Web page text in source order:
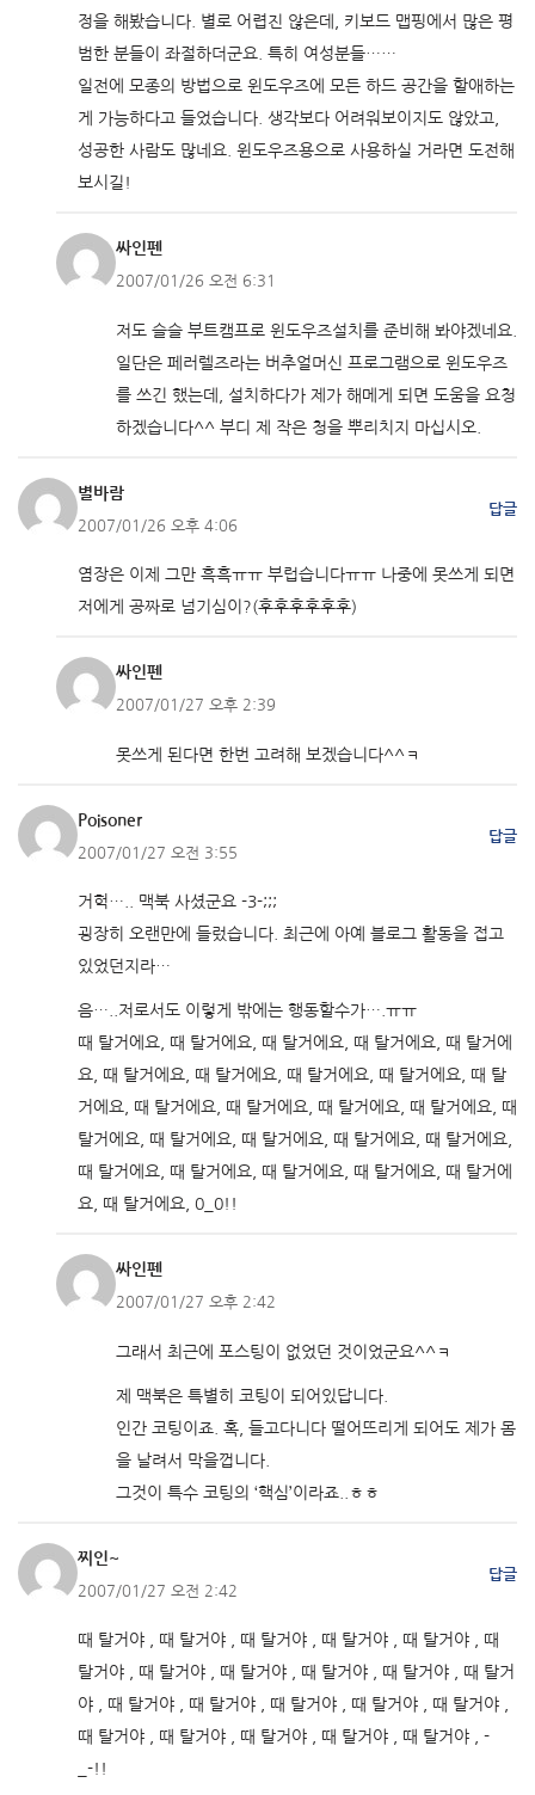
정을 해봤습니다. 별로 어렵진 않은데, 키보드 맵핑에서 많은 평
범한 분들이 좌절하더군요. 특히 여성분들……
일전에 모종의 방법으로 윈도우즈에 모든 하드 공간을 할애하는
게 가능하다고 들었습니다. 생각보다 어려워보이지도 않았고,
성공한 사람도 많네요. 윈도우즈용으로 사용하실 거라면 도전해
보시길!
싸인펜
2007/01/26 오전 6:31
저도 슬슬 부트캠프로 윈도우즈설치를 준비해 봐야겠네요.
일단은 페러렐즈라는 버추얼머신 프로그램으로 윈도우즈
를 쓰긴 했는데, 설치하다가 제가 해메게 되면 도움을 요청
하겠습니다^^ 부디 제 작은 청을 뿌리치지 마십시오.
별바람
2007/01/26 오후 4:06
답글
염장은 이제 그만 흑흑ㅠㅠ 부럽습니다ㅠㅠ 나중에 못쓰게 되면
저에게 공짜로 넘기심이?(후후후후후후)
싸인펜
2007/01/27 오후 2:39
못쓰게 된다면 한번 고려해 보겠습니다^^ㅋ
Poisoner
2007/01/27 오전 3:55
답글
거헉….. 맥북 사셨군요 -3-;;;
굉장히 오랜만에 들렀습니다. 최근에 아예 블로그 활동을 접고
있었던지라…
음…..저로서도 이렇게 밖에는 행동할수가….ㅠㅠ
때 탈거에요, 때 탈거에요, 때 탈거에요, 때 탈거에요, 때 탈거에
요, 때 탈거에요, 때 탈거에요, 때 탈거에요, 때 탈거에요, 때 탈
거에요, 때 탈거에요, 때 탈거에요, 때 탈거에요, 때 탈거에요, 때
탈거에요, 때 탈거에요, 때 탈거에요, 때 탈거에요, 때 탈거에요,
때 탈거에요, 때 탈거에요, 때 탈거에요, 때 탈거에요, 때 탈거에
요, 때 탈거에요, 0_0!!
싸인펜
2007/01/27 오후 2:42
그래서 최근에 포스팅이 없었던 것이었군요^^ㅋ
제 맥북은 특별히 코팅이 되어있답니다.
인간 코팅이죠. 혹, 들고다니다 떨어뜨리게 되어도 제가 몸
을 날려서 막을껍니다.
그것이 특수 코팅의 ‘핵심’이라죠..ㅎㅎ
찌인~
2007/01/27 오전 2:42
답글
때 탈거야 , 때 탈거야 , 때 탈거야 , 때 탈거야 , 때 탈거야 , 때
탈거야 , 때 탈거야 , 때 탈거야 , 때 탈거야 , 때 탈거야 , 때 탈거
야 , 때 탈거야 , 때 탈거야 , 때 탈거야 , 때 탈거야 , 때 탈거야 ,
때 탈거야 , 때 탈거야 , 때 탈거야 , 때 탈거야 , 때 탈거야 , -
_-!!